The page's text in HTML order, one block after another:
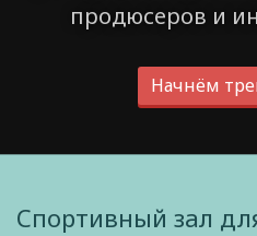
продюсеров и
Начнём
Спортивный зал